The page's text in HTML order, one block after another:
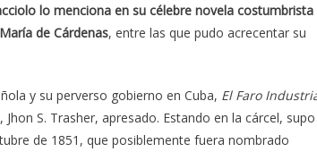
lo menciona en su célebre novela costumbrista
de Cárdenas, entre las que pudo acrecentar su
y su perverso gobierno en Cuba, El Faro
S. Trasher, apresado. Estando en la cárcel,
de 1851, que posiblemente fuera nombrado